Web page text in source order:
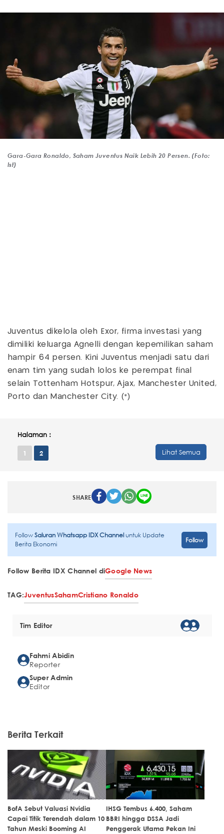
Gara-Gara Ronaldo, Saham Juventus Naik Lebih 20 Persen. (Foto:
Ist)
Juventus dikelola oleh Exor, firma investasi yang
dimiliki keluarga Agnelli dengan kepemilikan saham
hampir 64 persen. Kini Juventus menjadi satu dari
enam tim yang sudah lolos ke perempat final
selain Tottenham Hotspur, Ajax, Manchester United,
Porto dan Manchester City. (*)
Halaman :
1 2 Lihat Semua
SHARE
FollowSaluran Whatsapp IDX Channeluntuk Update
Berita Ekonomi
Follow
Follow Berita IDX Channel diGoogle News
TAG:JuventusSahamCristiano Ronaldo
Tim Editor
Fahmi Abidin
Reporter
Super Admin
Editor
Berita Terkait
BofA Sebut Valuasi Nvidia
Capai Titik Terendah dalam 10
Tahun Meski Booming AI
IHSG Tembus 6.400, Saham
BBRI hingga DSSA Jadi
Penggerak Utama Pekan Ini